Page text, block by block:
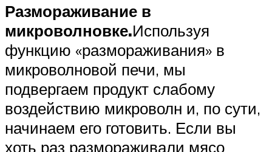
Размораживание в
микроволновке.Используя
функцию «размораживания» в
микроволновой печи, мы
подвергаем продукт слабому
воздействию микроволн и, по сути,
начинаем его готовить. Если вы
хоть раз размораживали мясо